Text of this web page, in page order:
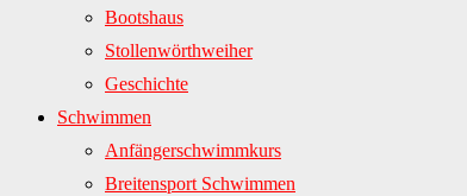
Bootshaus
Stollenwörthweiher
Geschichte
Schwimmen
Anfängerschwimmkurs
Breitensport Schwimmen